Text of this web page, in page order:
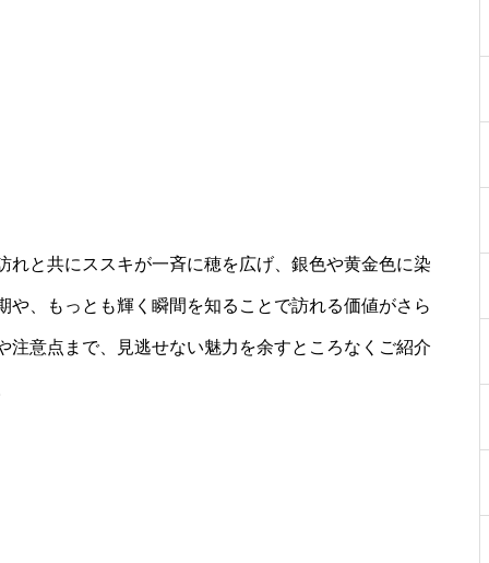
と共にススキが一斉に穂を広げ、銀色や黄金色に染
、もっとも輝く瞬間を知ることで訪れる価値がさら
意点まで、見逃せない魅力を余すところなくご紹介